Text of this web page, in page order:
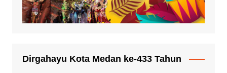
Dirgahayu Kota Medan ke-433 Tahun